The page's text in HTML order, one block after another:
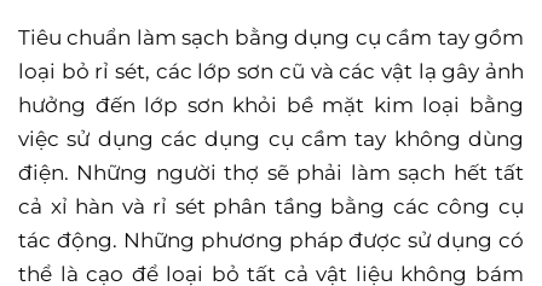
Tiêu chuẩn làm sạch bằng dụng cụ cầm tay gồm
loại bỏ rỉ sét, các lớp sơn cũ và các vật lạ gây ảnh
hưởng đến lớp sơn khỏi bề mặt kim loại bằng
việc sử dụng các dụng cụ cầm tay không dùng
điện. Những người thợ sẽ phải làm sạch hết tất
cả xỉ hàn và rỉ sét phân tầng bằng các công cụ
tác động. Những phương pháp được sử dụng có
thể là cạo để loại bỏ tất cả vật liệu không bám